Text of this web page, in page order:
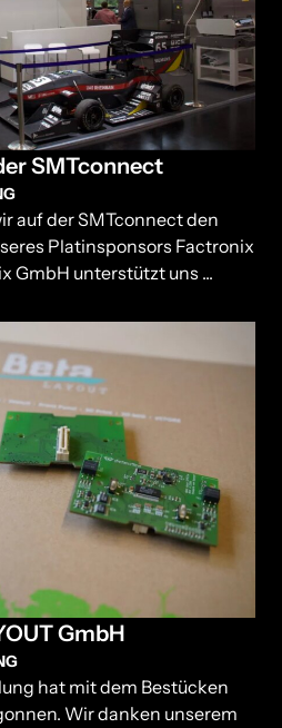
SMTconnect
auf der SMTconnect den
Platinsponsors Factronix
GmbH unterstützt uns ...
GmbH
hat mit dem Bestücken
Wir danken unserem